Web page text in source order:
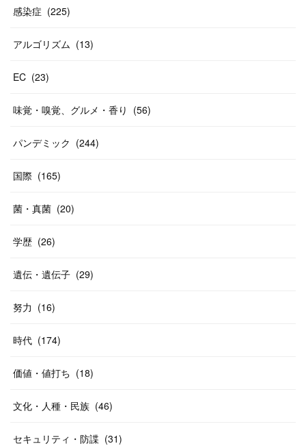
感染症 (225)
アルゴリズム (13)
EC (23)
味覚・嗅覚、グルメ・香り (56)
パンデミック (244)
国際 (165)
菌・真菌 (20)
学歴 (26)
遺伝・遺伝子 (29)
努力 (16)
時代 (174)
価値・値打ち (18)
文化・人種・民族 (46)
セキュリティ・防諜 (31)